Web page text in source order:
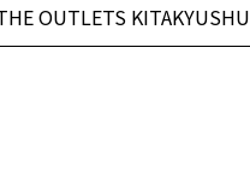
OUTLETS KITAKYUSHU